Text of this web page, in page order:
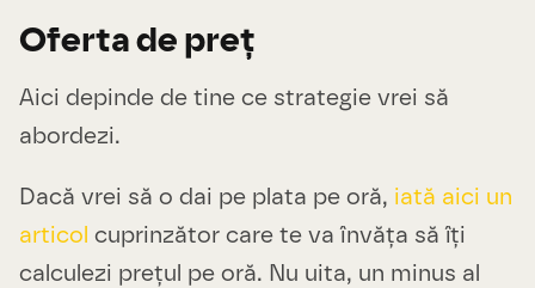
Oferta de preț
Aici depinde de tine ce strategie vrei să
abordezi.
Dacă vrei să o dai pe plata pe oră, iată aici un
articol cuprinzător care te va învăța să îți
calculezi prețul pe oră. Nu uita, un minus al